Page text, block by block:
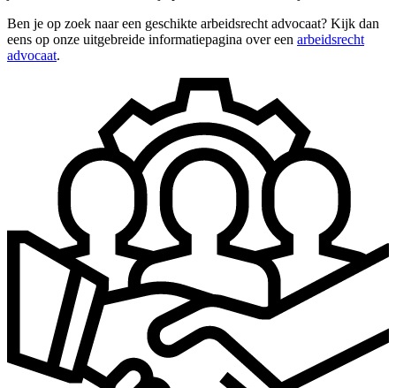
Ben je op zoek naar een geschikte arbeidsrecht advocaat? Kijk dan
eens op onze uitgebreide informatiepagina over een arbeidsrecht
advocaat.